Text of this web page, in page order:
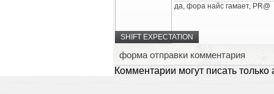
SHIFT EXPECTATION
да, фора найс гамает, PR@
форма отправки комментария
Комментарии могут писать